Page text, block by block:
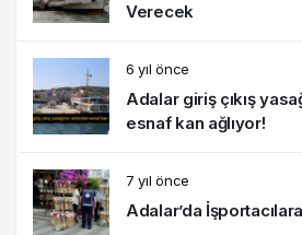
Verecek
6 yıl önce
Adalar giriş çıkış
esnaf kan ağlıyor!
7 yıl önce
Adalar’da